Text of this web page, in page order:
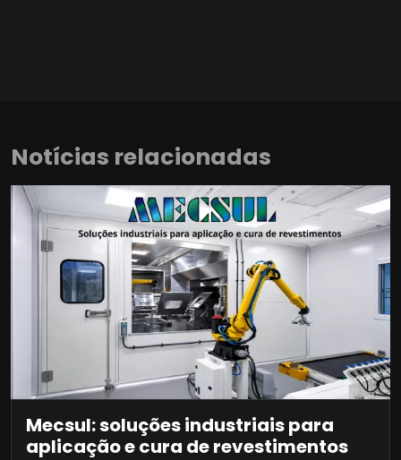
Notícias relacionadas
Mecsul: soluções industriais para
aplicação e cura de revestimentos